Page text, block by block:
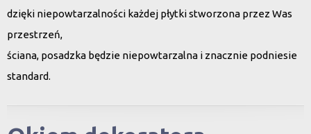
dzięki niepowtarzalności każdej płytki stworzona przez Was
przestrzeń,
ściana, posadzka będzie niepowtarzalna i znacznie podniesie
standard.